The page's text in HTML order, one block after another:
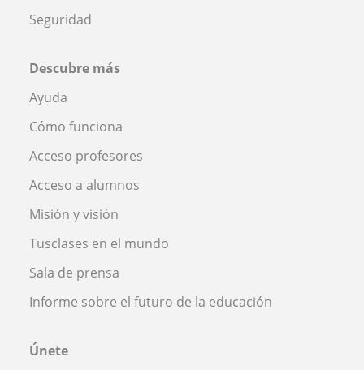
Seguridad
Descubre más
Ayuda
Cómo funciona
Acceso profesores
Acceso a alumnos
Misión y visión
Tusclases en el mundo
Sala de prensa
Informe sobre el futuro de la educación
Únete